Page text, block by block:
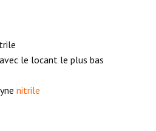
le locant le plus bas
nitrile